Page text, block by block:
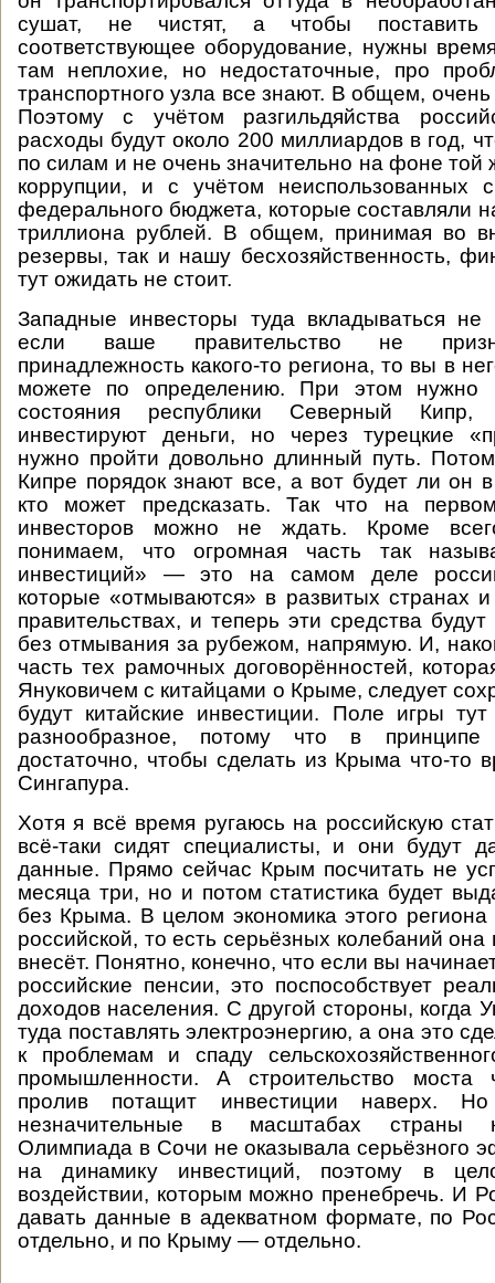
сушат, не чистят, а чтобы поставить
соответствующее оборудование, нужны
там неплохие, но недостаточные, про
транспортного узла все знают. В общем,
Поэтому с учётом разгильдяйства
расходы будут около 200 миллиардов в год,
по силам и не очень значительно на фоне
коррупции, и с учётом неиспользованных
федерального бюджета, которые составляли
триллиона рублей. В общем, принимая во
резервы, так и нашу бесхозяйственность,
тут ожидать не стоит.
Западные инвесторы туда вкладываться не
если ваше правительство не
принадлежность какого-то региона, то вы в
можете по определению. При этом нужно
состояния республики Северный Кипр,
инвестируют деньги, но через турецкие
нужно пройти довольно длинный путь.
Кипре порядок знают все, а вот будет ли он
кто может предсказать. Так что на
инвесторов можно не ждать. Кроме
понимаем, что огромная часть так
инвестиций» — это на самом деле
которые «отмываются» в развитых странах
правительствах, и теперь эти средства
без отмывания за рубежом, напрямую. И,
часть тех рамочных договорённостей,
Януковичем с китайцами о Крыме, следует
будут китайские инвестиции. Поле игры
разнообразное, потому что в принципе
достаточно, чтобы сделать из Крыма что-то
Сингапура.
Хотя я всё время ругаюсь на российскую
всё-таки сидят специалисты, и они будут
данные. Прямо сейчас Крым посчитать не
месяца три, но и потом статистика будет
без Крыма. В целом экономика этого
российской, то есть серьёзных колебаний
внесёт. Понятно, конечно, что если вы
российские пенсии, это поспособствует
доходов населения. С другой стороны, когда
туда поставлять электроэнергию, а она это
к проблемам и спаду
промышленности. А строительство моста
пролив потащит инвестиции наверх.
незначительные в масштабах страны
Олимпиада в Сочи не оказывала серьёзного
на динамику инвестиций, поэтому в
воздействии, которым можно пренебречь. И
давать данные в адекватном формате, по
отдельно, и по Крыму — отдельно.